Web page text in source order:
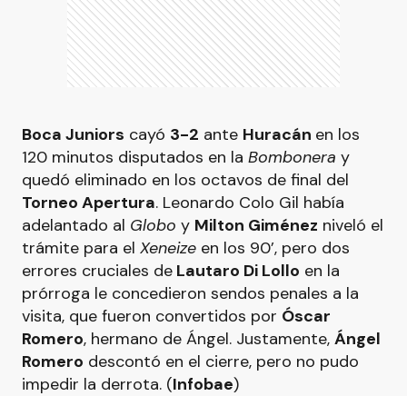
Boca Juniors cayó 3-2 ante Huracán en los
120 minutos disputados en la Bombonera y
quedó eliminado en los octavos de final del
Torneo Apertura. Leonardo Colo Gil había
adelantado al Globo y Milton Giménez niveló el
trámite para el Xeneize en los 90’, pero dos
errores cruciales de Lautaro Di Lollo en la
prórroga le concedieron sendos penales a la
visita, que fueron convertidos por Óscar
Romero, hermano de Ángel. Justamente, Ángel
Romero descontó en el cierre, pero no pudo
impedir la derrota. (Infobae)